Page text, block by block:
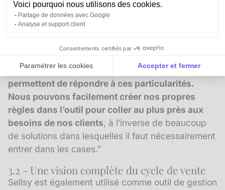
Voici pourquoi nous utilisons des cookies.
Partage de données avec Google
Analyse et support client
Consentements certifiés par
Paramétrer les cookies Accepter et fermer
Axeptio consent
Plateforme de Gestion du Consentement :
Notre plateforme vous permet d'adapter et de gérer
Sellsy est utilisée pour la gestion de la facturation
et le suivi des ventes. “La question de la
complexités : les systèmes utilisés par les clients
variés,...l’agilité et la souplesse de Sellsy nous
permettent de répondre à ces particularités.
Nous pouvons facilement créer nos propres
règles dans l’outil pour coller au plus près aux
besoins de nos clients, à l’inverse de beaucoup
de solutions dans lesquelles il faut nécessairement
entrer dans les cases.”
3.2 - Une vision complète du cycle de vente
Sellsy est également utilisé comme outil de gestion